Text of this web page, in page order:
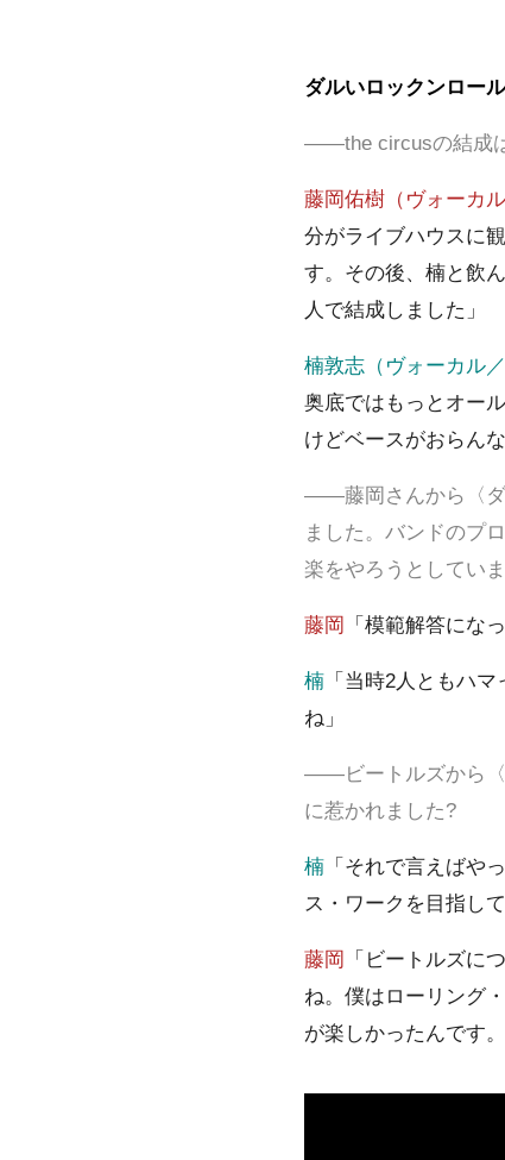
ダルいロックンロー
――the circusの結成は
藤岡佑樹（ヴォーカル
分がライブハウスに
す。その後、楠と飲
人で結成しました」
楠敦志（ヴォーカル／
奥底ではもっとオー
けどベースがおらん
――藤岡さんから〈ダ
ました。バンドのプ
楽をやろうとしてい
藤岡 「模範解答にな
楠 「当時2人ともハ
ね」
――ビートルズから〈
に惹かれました?
楠 「それで言えばや
ス・ワークを目指し
藤岡
「ビートルズに
ね。僕はローリング
が楽しかったんです